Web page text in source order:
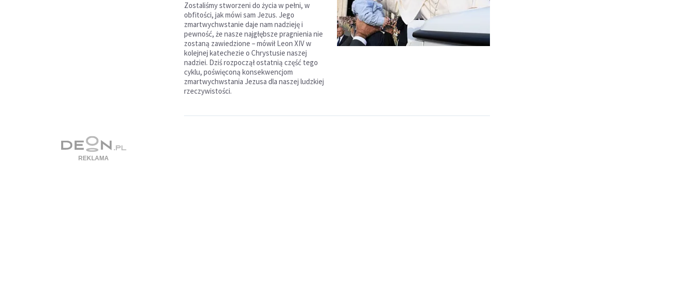
Zostaliśmy stworzeni do życia w pełni, w
obfitości, jak mówi sam Jezus. Jego
zmartwychwstanie daje nam nadzieję i
pewność, że nasze najgłębsze pragnienia nie
zostaną zawiedzione – mówił Leon XIV w
kolejnej katechezie o Chrystusie naszej
nadziei. Dziś rozpoczął ostatnią część tego
cyklu, poświęconą konsekwencjom
zmartwychwstania Jezusa dla naszej ludzkiej
rzeczywistości.